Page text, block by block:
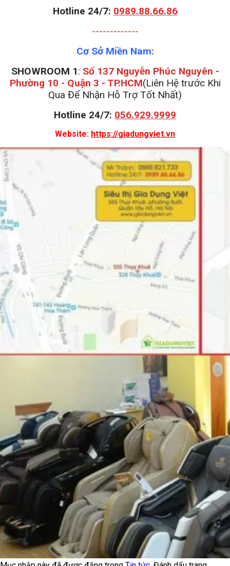
Hotline 24/7: 0989.88.66.86
-------------
Cơ Sở Miền Nam:
SHOWROOM 1: Số 137 Nguyễn Phúc Nguyên -
Phường 10 - Quận 3 - TP.HCM(Liên Hệ trước Khi
Qua Để Nhận Hỗ Trợ Tốt Nhất)
Hotline 24/7: 056.929.9999
Website: https://giadungviet.vn